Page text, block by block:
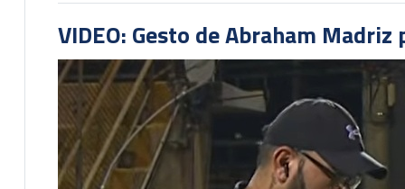
VIDEO: Gesto de Abraham